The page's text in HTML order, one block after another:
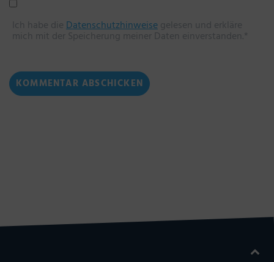
Ich habe dieDatenschutzhinweisegelesen und erkläre
mich mit der Speicherung meiner Daten einverstanden.*